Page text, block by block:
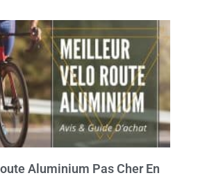
Aluminium Pas Cher En